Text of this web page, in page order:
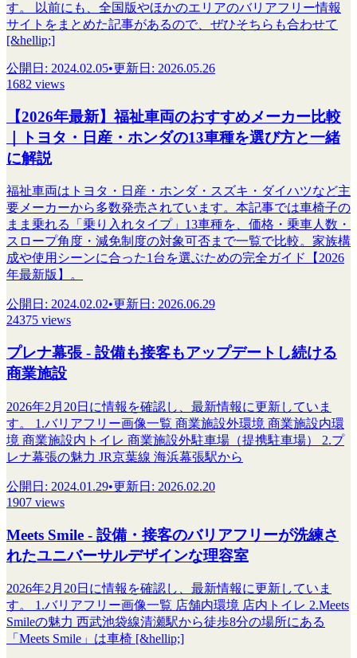
す。 以前にも、全国版やほかのエリアのバリアフリー情報
サイトをまとめた記事があるので、ぜひそちらも合わせて
[&hellip;]
公開日 : 2024.02.05•更新日 : 2026.05.26
1682 views
【2026年最新】福祉車両のおすすめメーカー比較
｜トヨタ・日産・ホンダの13車種を選び方と一緒
に解説
福祉車両はトヨタ・日産・ホンダ・スズキ・ダイハツなど主
要メーカーから多数発売されています。本記事では車椅子の
まま乗れる「乗り入れタイプ」13車種を、価格・乗車人数・
スロープ角度・減免制度の対象可否まで一覧で比較。家族構
成や使用シーンに合った1台を選ぶための完全ガイド【2026
年最新版】。
公開日 : 2024.02.02•更新日 : 2026.06.29
24375 views
プレナ幕張 - 設備も接客もアップデートし続ける
商業施設
2026年2月20日に情報を確認し、最新情報に更新していま
す。 1.バリアフリー画像一覧 商業施設外環境 商業施設内環
境 商業施設内トイレ 商業施設外駐車場（提携駐車場） 2.プ
レナ幕張の魅力 JR京葉線 海浜幕張駅から
公開日 : 2024.01.29•更新日 : 2026.02.20
1907 views
Meets Smile - 設備・接客のバリアフリーが洗練さ
れたユニバーサルデザインな理容室
2026年2月20日に情報を確認し、最新情報に更新していま
す。 1.バリアフリー画像一覧 店舗内環境 店内トイレ 2.Meets
Smileの魅力 西武池袋線清瀬駅から徒歩8分の場所にある
「Meets Smile」は車椅 [&hellip;]